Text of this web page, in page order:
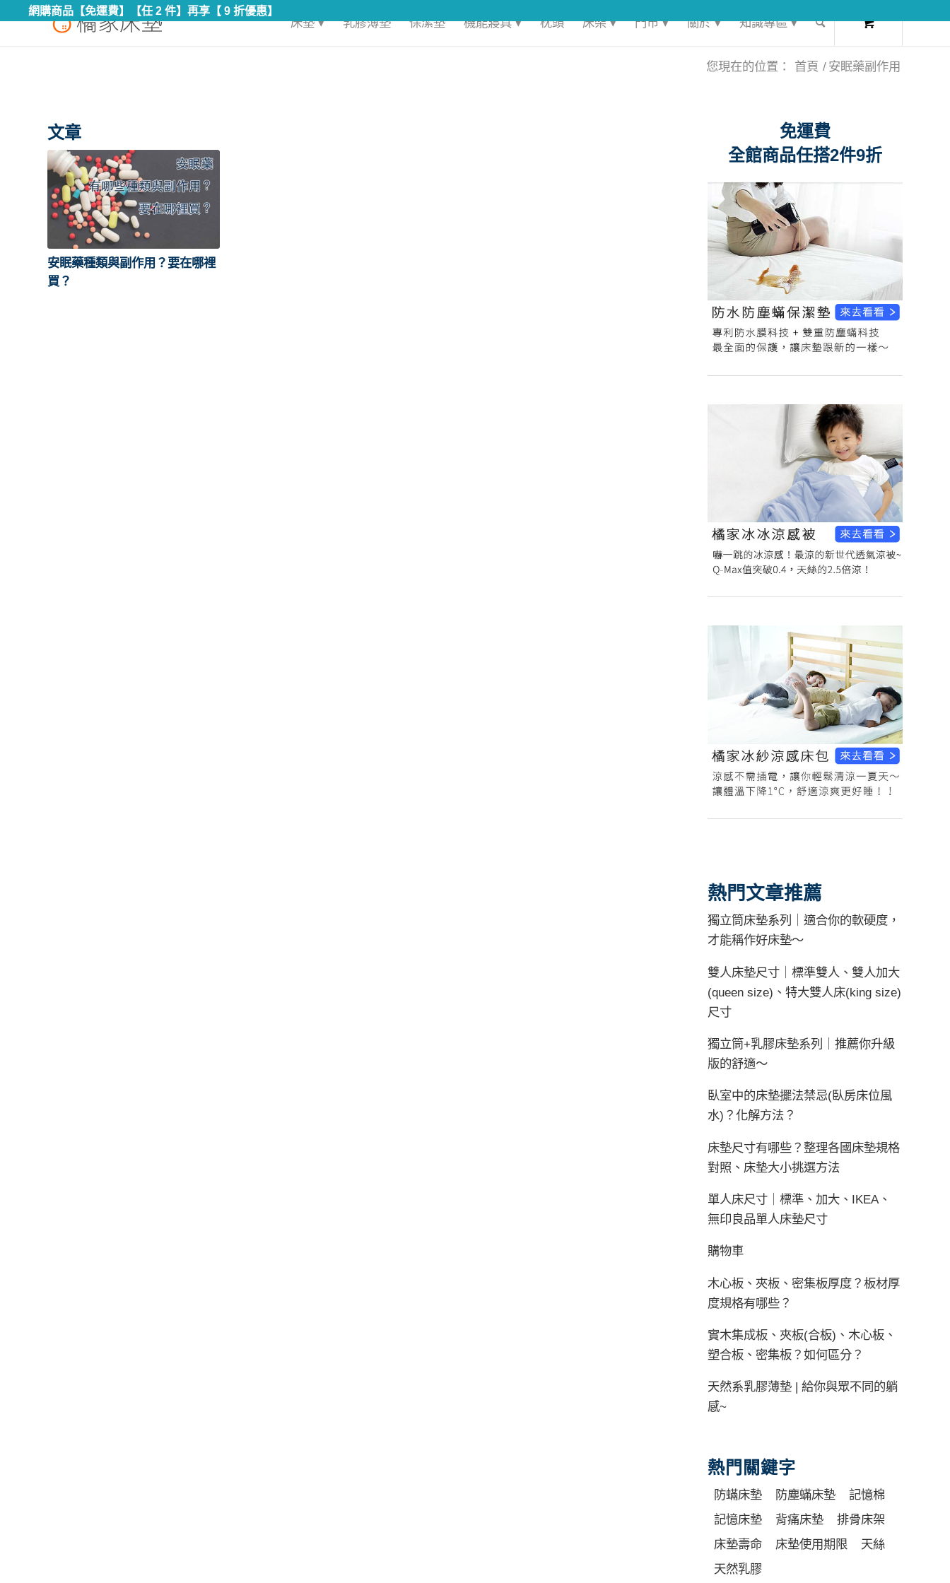
網購商品【免運費】【任 2 件】再享【 9 折優惠】
床墊 ▾ 乳膠薄墊 保潔墊 機能寢具 ▾ 枕頭 床架 ▾ 門市 ▾ 關於 ▾ 知識專區 ▾
您現在的位置： 首頁 / 安眠藥副作用
文章
安眠藥種類與副作用？要在哪裡
買？
免運費
全館商品任搭2件9折
熱門文章推薦
獨立筒床墊系列｜適合你的軟硬度，
才能稱作好床墊～
雙人床墊尺寸｜標準雙人、雙人加大
(queen size)、特大雙人床(king size)
尺寸
獨立筒+乳膠床墊系列｜推薦你升級
版的舒適～
臥室中的床墊擺法禁忌(臥房床位風
水)？化解方法？
床墊尺寸有哪些？整理各國床墊規格
對照、床墊大小挑選方法
單人床尺寸｜標準、加大、IKEA、
無印良品單人床墊尺寸
購物車
木心板、夾板、密集板厚度？板材厚
度規格有哪些？
實木集成板、夾板(合板)、木心板、
塑合板、密集板？如何區分？
天然系乳膠薄墊 | 給你與眾不同的躺
感~
熱門關鍵字
防蟎床墊 防塵蟎床墊
記憶棉
記憶床墊
背痛床墊
排骨床架
床墊壽命
床墊使用期限
天絲
天然乳膠